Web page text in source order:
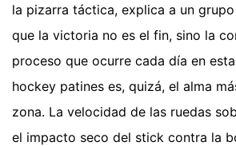
la pizarra táctica, explica a un
que la victoria no es el fin, sino la
proceso que ocurre cada día en
hockey patines es, quizá, el alma
zona. La velocidad de las ruedas
el impacto seco del stick contra la